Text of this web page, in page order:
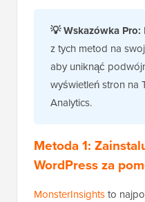
💡 Wskazówka Pro:
z tych metod na
aby uniknąć
wyświetleń stron na
Analytics.
Metoda 1:
WordPress za
MonsterInsightsto